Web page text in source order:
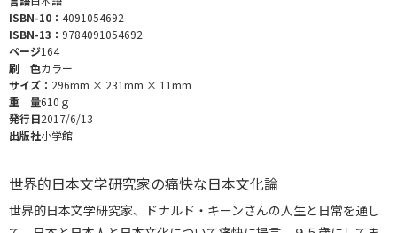
ISBN-10： 4091054692
ISBN-13： 9784091054692
ページ164
刷 色カラー
サイズ： 296mm × 231mm × 11mm
重 量610ｇ
発行日2017/6/13
出版社小学館
世界的日本文学研究家の痛快な日本文化論
世界的日本文学研究家、ドナルド・キーンさんの人生と日常を通し